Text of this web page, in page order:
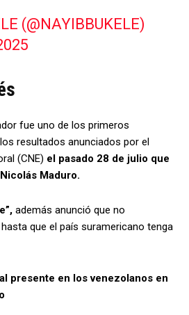
(@NAYIBBUKELE)
fue uno de los primeros
resultados anunciados por el
(CNE) el pasado 28 de julio que
Maduro.
además anunció que no
que el país suramericano tenga
presente en los venezolanos en